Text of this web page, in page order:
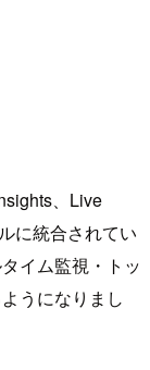
、Live
に統合されてい
イム監視・トッ
うになりまし